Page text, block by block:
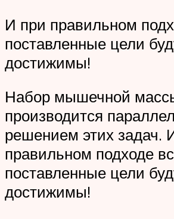
И при правильном
поставленные цели
достижимы!
Набор мышечной
производится
решением этих задач.
правильном подходе
поставленные цели
достижимы!